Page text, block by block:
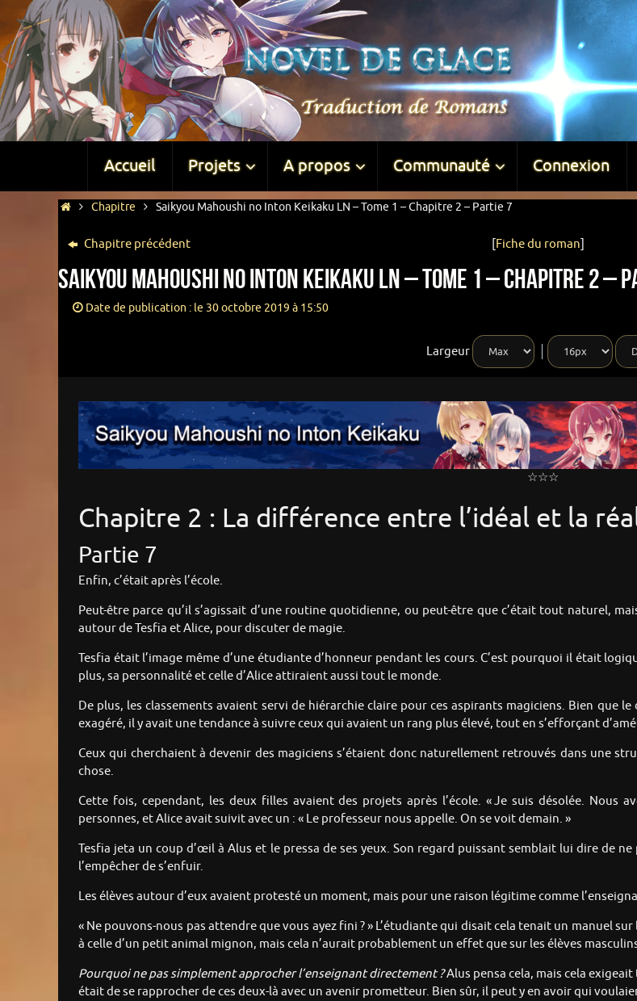
Accueil Projets A propos Communauté Connexion
Chapitre Saikyou Mahoushi no Inton Keikaku LN – Tome 1 – Chapitre 2 – Partie 7
Chapitre précédent [Fiche du roman]
Saikyou Mahoushi no Inton Keikaku LN – Tome 1 – Chapitre 2 –
Date de publication : le 30 octobre 2019 à 15:50
Largeur
☆☆☆
Chapitre 2 : La différence entre l’idéal et la
Partie 7
Enfin, c’était après l’école.
Peut-être parce qu’il s’agissait d’une routine quotidienne, ou peut-être que c’était tout naturel,
autour de Tesfia et Alice, pour discuter de magie.
Tesfia était l’image même d’une étudiante d’honneur pendant les cours. C’est pourquoi il était
plus, sa personnalité et celle d’Alice attiraient aussi tout le monde.
De plus, les classements avaient servi de hiérarchie claire pour ces aspirants magiciens. Bien que
exagéré, il y avait une tendance à suivre ceux qui avaient un rang plus élevé, tout en s’efforçant
Ceux qui cherchaient à devenir des magiciens s’étaient donc naturellement retrouvés dans une
chose.
Cette fois, cependant, les deux filles avaient des projets après l’école. « Je suis désolée. Nous
personnes, et Alice avait suivit avec un : « Le professeur nous appelle. On se voit demain. »
Tesfia jeta un coup d’œil à Alus et le pressa de ses yeux. Son regard puissant semblait lui dire de
l’empêcher de s’enfuir.
Les élèves autour d’eux avaient protesté un moment, mais pour une raison légitime comme
« Ne pouvons-nous pas attendre que vous ayez fini ? » L’étudiante qui disait cela tenait un manuel
à celle d’un petit animal mignon, mais cela n’aurait probablement un effet que sur les élèves
Pourquoi ne pas simplement approcher l’enseignant directement ?Alus pensa cela, mais cela
était de se rapprocher de ces deux-là avec un avenir prometteur. Bien sûr, il peut y en avoir qui